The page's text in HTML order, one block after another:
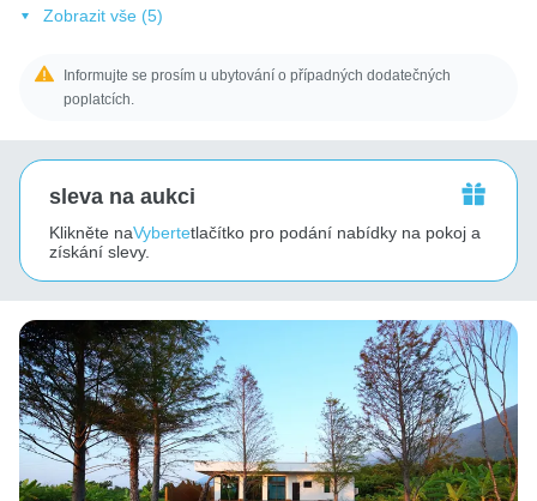
Zobrazit vše (5)
Informujte se prosím u ubytování o případných dodatečných
poplatcích.
sleva na aukci
Klikněte naVybertetlačítko pro podání nabídky na pokoj a
získání slevy.